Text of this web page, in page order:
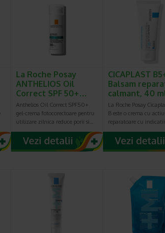
La Roche Posay
ANTHELIOS Oil
Correct SPF 50+…
Anthelios Oil Correct SPF50+
gel-crema fotocorectoare pentru
utilizare zilnica reduce porii si…
CICAPLAST
Balsam
calmant, 40
La Roche Posay
B este o crema cu
reparatoare cu